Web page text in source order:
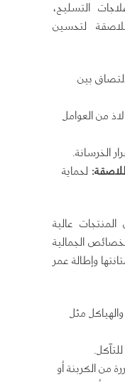
التسليح،
لتحسين
بين
من العوامل
الخرسانة.
: لحماية
عالية
الجمالية
وإطالة عمر
مثل
من الكربنة أو